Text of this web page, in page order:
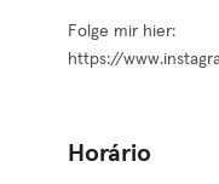
Folge mir hier:
https://
Horário